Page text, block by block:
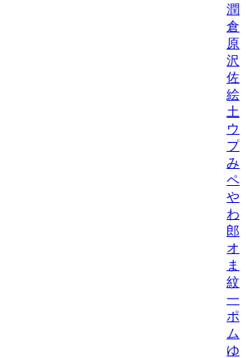
潤/
倉
原
沢
佐
絵/
土
ウ
プ
み/
ペ/
や
わ
郎
オ
ま
紋/
一
ポ
ム
ゆ